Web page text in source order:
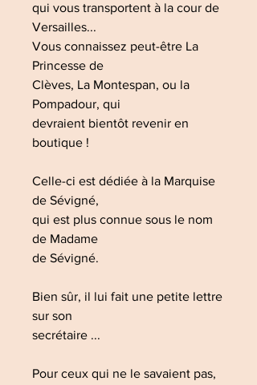
qui vous transportent à la cour de
Versailles...
Vous connaissez peut-être La
Princesse de
Clèves, La Montespan, ou la
Pompadour, qui
devraient bientôt revenir en
boutique !
Celle-ci est dédiée à la Marquise
de Sévigné,
qui est plus connue sous le nom
de Madame
de Sévigné.
Bien sûr, il lui fait une petite lettre
sur son
secrétaire ...
Pour ceux qui ne le savaient pas,